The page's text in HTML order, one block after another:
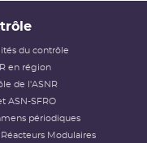
du contrôle
en région
de l'ASNR
ASN-SFRO
périodiques
Réacteurs Modulaires